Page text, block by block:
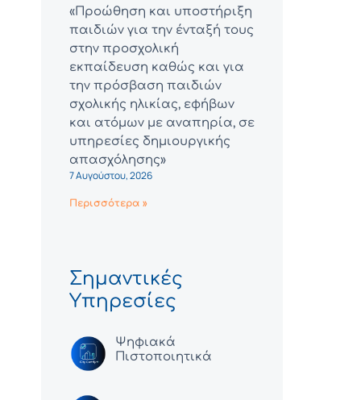
«Προώθηση και υποστήριξη
παιδιών για την ένταξή τους
στην προσχολική
εκπαίδευση καθώς και για
την πρόσβαση παιδιών
σχολικής ηλικίας, εφήβων
και ατόμων με αναπηρία, σε
υπηρεσίες δημιουργικής
απασχόλησης»
7 Αυγούστου, 2026
Περισσότερα »
Σημαντικές
Υπηρεσίες
Ψηφιακά
Πιστοποιητικά